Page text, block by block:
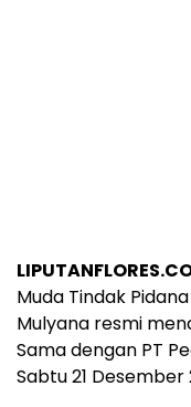
Muda Tindak
Mulyana resmi
Sama dengan PT
Sabtu 21